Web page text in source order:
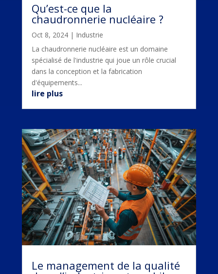
Qu’est-ce que la
chaudronnerie nucléaire ?
Oct 8, 2024| Industrie
La chaudronnerie nucléaire est un domaine
spécialisé de l'industrie qui joue un rôle crucial
dans la conception et la fabrication
d'équipements...
lire plus
Le management de la qualité